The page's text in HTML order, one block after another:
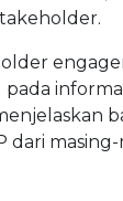
pada